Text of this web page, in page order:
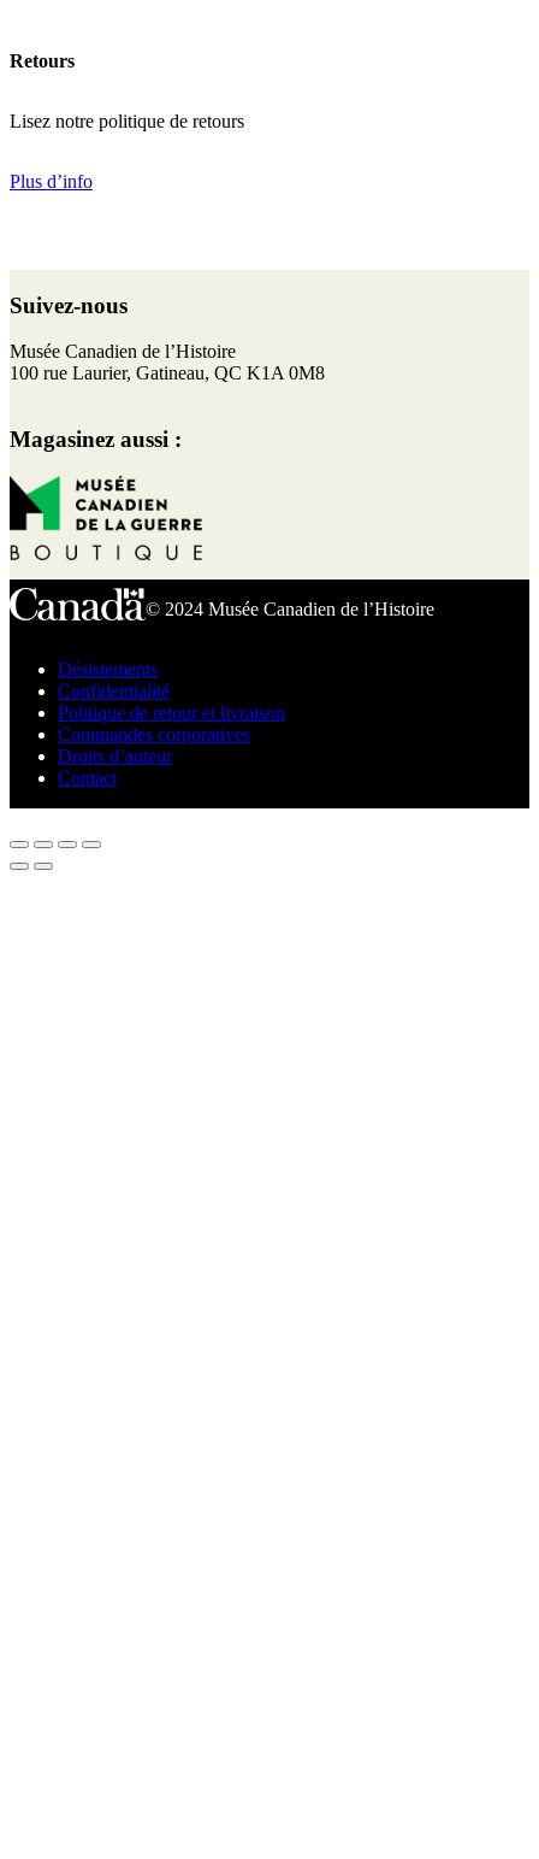
Retours
Lisez notre politique de retours
Plus d’info
au
de
page
Suivez-nous
F
a
b
o
I
n
a
r
m
T
w
t
r
Y
o
u
e
Musée Canadien de l’Histoire
100 rue Laurier, Gatineau, QC K1A 0M8
Magasinez aussi :
© 2024 Musée Canadien de l’Histoire
Désistements
Confidentialité
Politique de retour et livraison
Commandes corporatives
Droits d’auteur
Contact